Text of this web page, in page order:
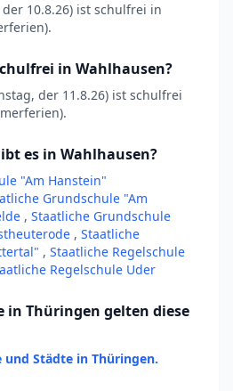
10.8.26) ist schulfrei in
in Wahlhausen?
der 11.8.26) ist schulfrei
es in Wahlhausen?
"Am Hanstein"
Grundschule "Am
, Staatliche Grundschule
, Staatliche
, Staatliche Regelschule
Regelschule Uder
in Thüringen gelten diese
und Städte in Thüringen.